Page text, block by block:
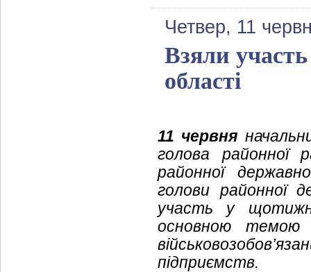
Четвер, 11
Взяли
області
11 червня
голова районної
районної
голови районної
участь у
основною темою
підприємств.